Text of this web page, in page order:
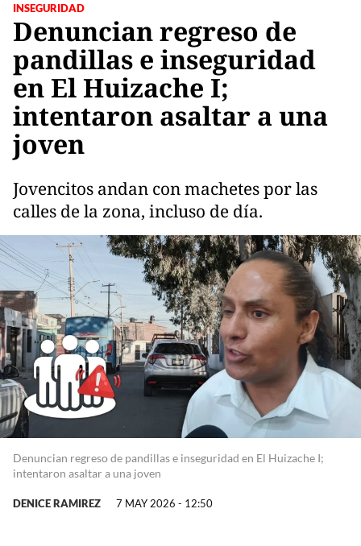
INSEGURIDAD
Denuncian regreso de
pandillas e inseguridad
en El Huizache I;
intentaron asaltar a una
joven
Jovencitos andan con machetes por las
calles de la zona, incluso de día.
Denuncian regreso de pandillas e inseguridad en El Huizache I;
intentaron asaltar a una joven
DENICE RAMIREZ 7 MAY 2026 - 12:50